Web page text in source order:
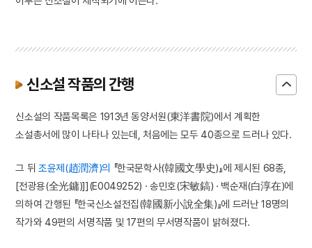
신소설 작품의 간행
신소설의 작품목록은 1913년 동양서원(東洋書院)에서 계획한
소설총서에 많이 나타나 있는데, 처음에는 모두 40종으로 드러나 있다.
그 뒤 조윤제(趙潤濟)의 『한국문학사(韓國文學史)』에 제시된 68종,
[전광용(全光鏞)]](E0049252) · 송민호(宋敏鎬) · 백순재(白淳在)에
의하여 간행된 『한국신소설전집(韓國新小說全集)』에 드러난 18명의
작가와 49편의 서명작품 및 17편의 무서명작품이 밝혀졌다.